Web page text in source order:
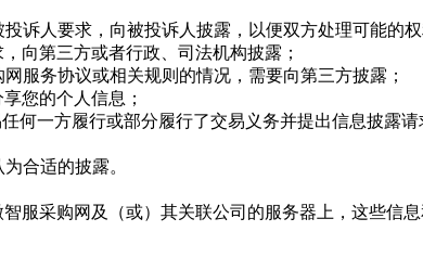
诉人要求，向被投诉人披露，以便双方处理可能的权
向第三方或者行政、司法机构披露；
服务协议或相关规则的情况，需要向第三方披露；
您的个人信息；
何一方履行或部分履行了交易义务并提出信息披露
合适的披露。
服采购网及（或）其关联公司的服务器上，这些信